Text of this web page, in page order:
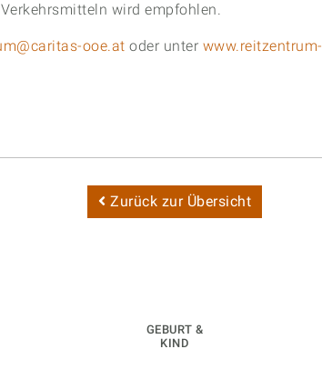
wird empfohlen.
caritas-ooe.at oder unter www.reitzentrum-
Zurück zur Übersicht
GEBURT &
KIND